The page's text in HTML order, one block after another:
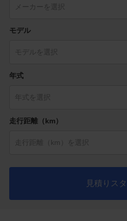
モデル
年式
走行距離（km）
見積りス